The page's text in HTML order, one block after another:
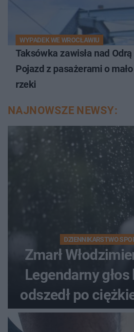
WYPADEK WE WROCŁAWIU
Taksówka zawisła nad
Pojazd z pasażerami o
rzeki
NAJNOWSZE NEWSY:
DZIENNIKARSTWO
Zmarł
Legendarny
odszedł po